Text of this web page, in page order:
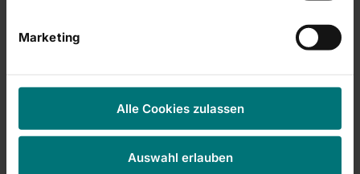
Marketing
Alle Cookies zulassen
Auswahl erlauben
- Long Equity Swap, cash settlement
(Verfallstermin 03.11.2014)